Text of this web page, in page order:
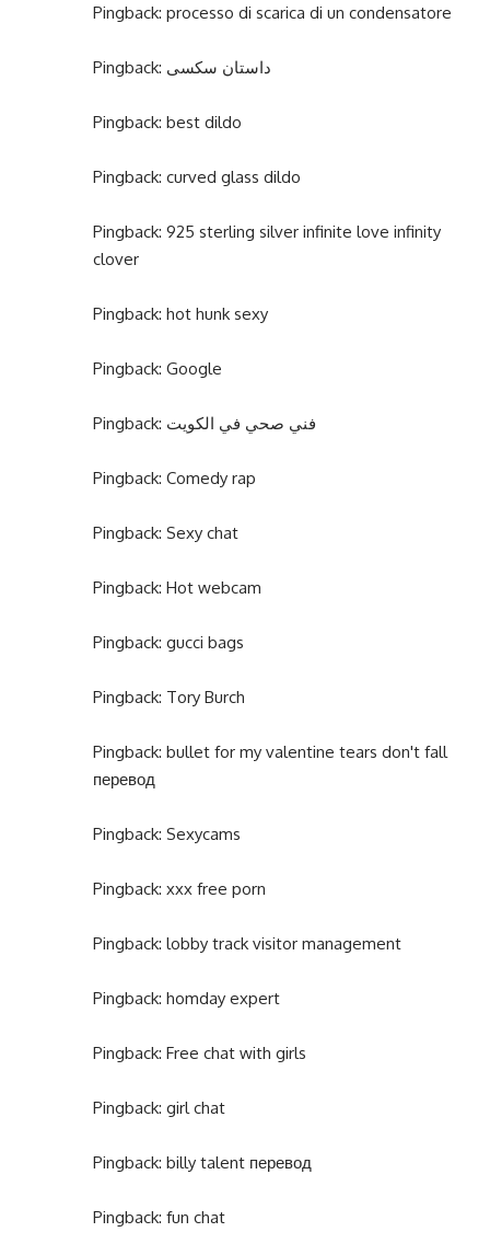
Pingback: processo di scarica di un condensatore
Pingback: داستان سکسی
Pingback: best dildo
Pingback: curved glass dildo
Pingback: 925 sterling silver infinite love infinity
clover
Pingback: hot hunk sexy
Pingback: Google
Pingback: فني صحي في الكويت
Pingback: Comedy rap
Pingback: Sexy chat
Pingback: Hot webcam
Pingback: gucci bags
Pingback: Tory Burch
Pingback: bullet for my valentine tears don't fall
перевод
Pingback: Sexycams
Pingback: xxx free porn
Pingback: lobby track visitor management
Pingback: homday expert
Pingback: Free chat with girls
Pingback: girl chat
Pingback: billy talent перевод
Pingback: fun chat